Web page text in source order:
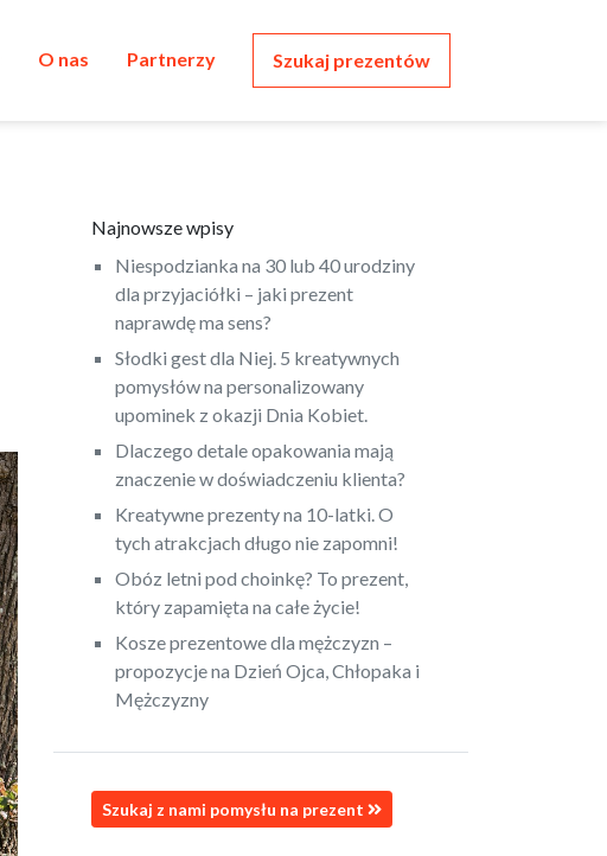
O nas Partnerzy Szukaj prezentów
Najnowsze wpisy
Niespodzianka na 30 lub 40 urodziny
dla przyjaciółki – jaki prezent
naprawdę ma sens?
Słodki gest dla Niej. 5 kreatywnych
pomysłów na personalizowany
upominek z okazji Dnia Kobiet.
Dlaczego detale opakowania mają
znaczenie w doświadczeniu klienta?
Kreatywne prezenty na 10-latki. O
tych atrakcjach długo nie zapomni!
Obóz letni pod choinkę? To prezent,
który zapamięta na całe życie!
Kosze prezentowe dla mężczyzn –
propozycje na Dzień Ojca, Chłopaka i
Mężczyzny
Szukaj z nami pomysłu na prezent